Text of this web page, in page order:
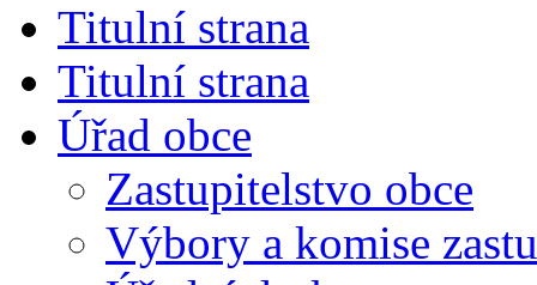
Titulní strana
Titulní strana
Úřad obce
Zastupitelstvo obce
Výbory a komise